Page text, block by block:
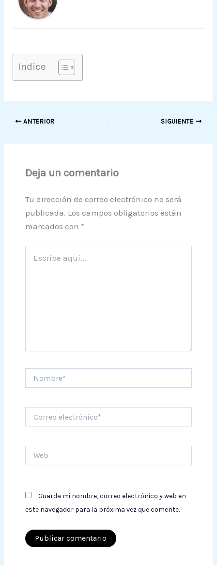
Indice
ANTERIOR SIGUIENTE
Deja un comentario
Tu dirección de correo electrónico no será
publicada. Los campos obligatorios están
marcados con *
aquí...
electrónico*
Guarda mi nombre, correo electrónico y web en
este navegador para la próxima vez que comente.